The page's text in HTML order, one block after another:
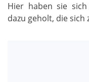
Hier haben sie
dazu geholt, die sich